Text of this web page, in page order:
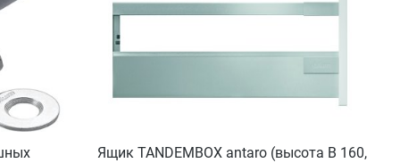
Ящик TANDEMBOX antaro (высота B 160,